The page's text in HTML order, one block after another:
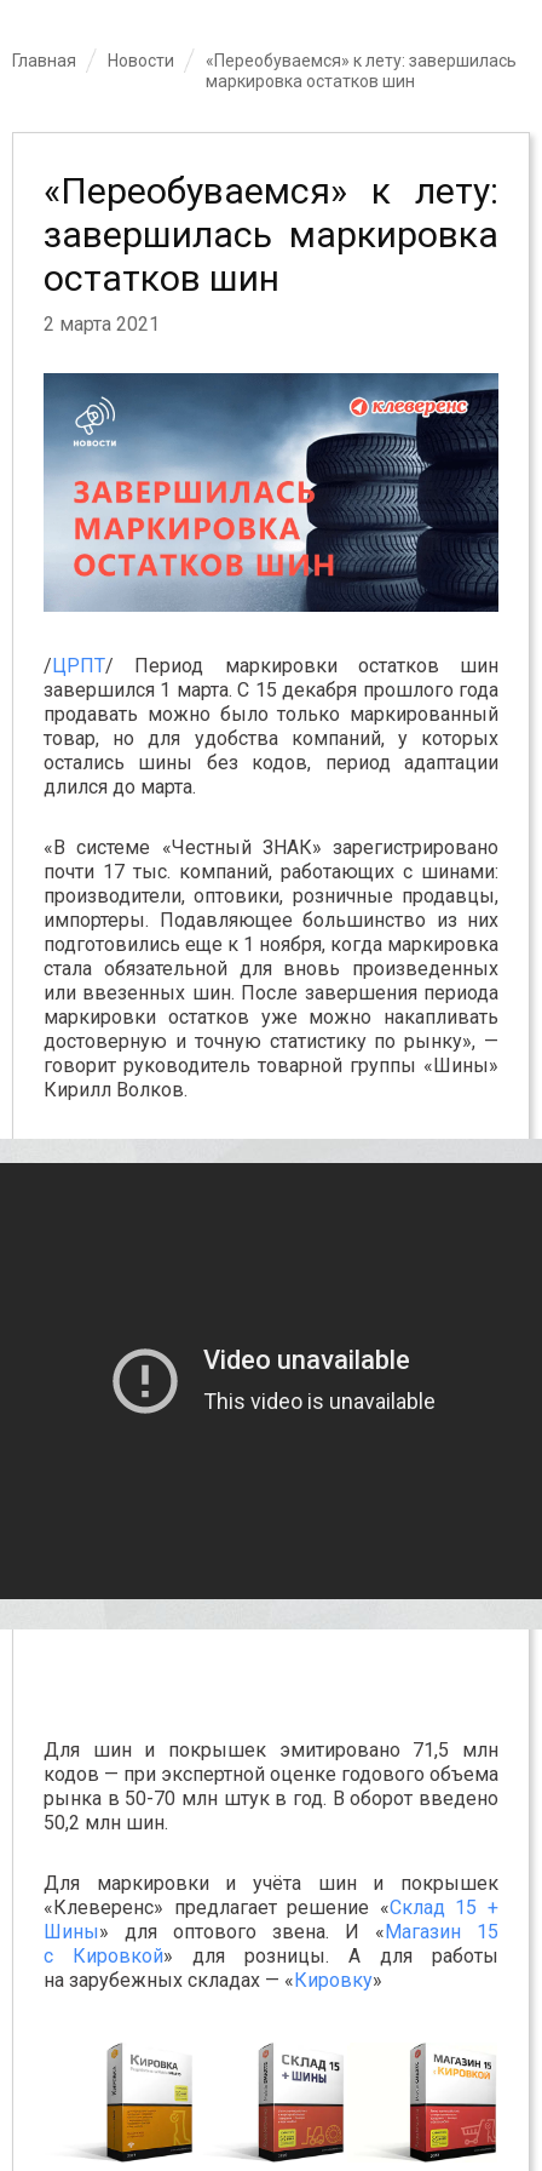
Главная Новости
«Переобуваемся» к лету: завершилась
маркировка остатков шин
«Переобуваемся» к лету:
завершилась маркировка
остатков шин
2 марта 2021
/ЦРПТ/ Период маркировки остатков шин
завершился 1 марта. С 15 декабря прошлого года
продавать можно было только маркированный
товар, но для удобства компаний, у которых
остались шины без кодов, период адаптации
длился до марта.
«В системе «Честный ЗНАК» зарегистрировано
почти 17 тыс. компаний, работающих с шинами:
производители, оптовики, розничные продавцы,
импортеры. Подавляющее большинство из них
подготовились еще к 1 ноября, когда маркировка
стала обязательной для вновь произведенных
или ввезенных шин. После завершения периода
маркировки остатков уже можно накапливать
достоверную и точную статистику по рынку», —
говорит руководитель товарной группы «Шины»
Кирилл Волков.
Для шин и покрышек эмитировано 71,5 млн
кодов — при экспертной оценке годового объема
рынка в 50-70 млн штук в год. В оборот введено
50,2 млн шин.
Для маркировки и учёта шин и покрышек
«Клеверенс» предлагает решение «Склад 15 +
Шины» для оптового звена. И «Магазин 15
с Кировкой» для розницы. А для работы
на зарубежных складах — «Кировку»